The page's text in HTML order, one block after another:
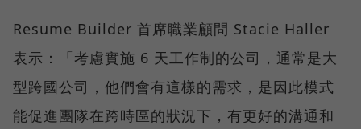
Resume Builder 首席職業顧問 Stacie Haller
表示：「考慮實施 6 天工作制的公司，通常是大
型跨國公司，他們會有這樣的需求，是因此模式
能促進團隊在跨時區的狀況下，有更好的溝通和